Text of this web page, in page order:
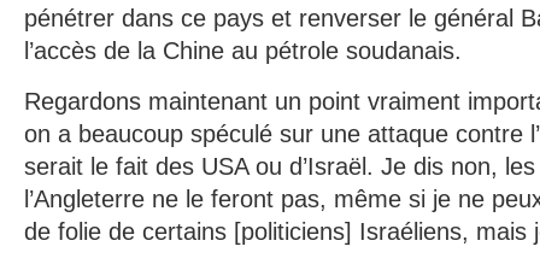
pénétrer dans ce pays et renverser le général
l’accès de la Chine au pétrole soudanais.
Regardons maintenant un point vraiment
on a beaucoup spéculé sur une attaque contre
serait le fait des USA ou d’Israël. Je dis non,
l’Angleterre ne le feront pas, même si je ne
de folie de certains [politiciens] Israéliens, mais